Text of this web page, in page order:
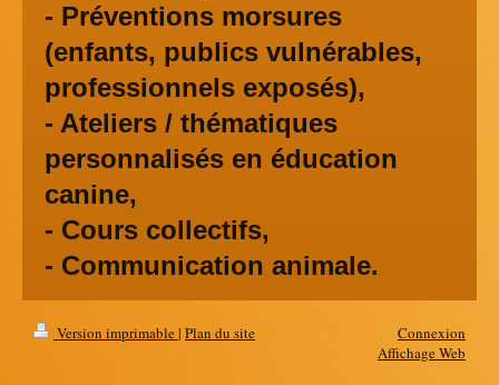
- Préventions morsures
(enfants, publics vulnérables,
professionnels exposés),
- Ateliers / thématiques
personnalisés en éducation
canine,
- Cours collectifs,
- Communication animale.
Version imprimable| Plan du site
Connexion
Affichage Web